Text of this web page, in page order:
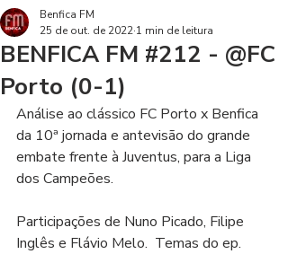
BENFICA FM #212 - @FC
Porto (0-1)
Benfica FM
25 de out. de 2022 1 min de leitura
Análise ao clássico FC Porto x Benfica
da 10ª jornada e antevisão do grande
embate frente à Juventus, para a Liga
dos Campeões.
Participações de Nuno Picado, Filipe
Inglês e Flávio Melo.  Temas do ep.